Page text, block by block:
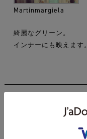
Martinmargiela
綺麗なグリーン。
インナーにも映えます。